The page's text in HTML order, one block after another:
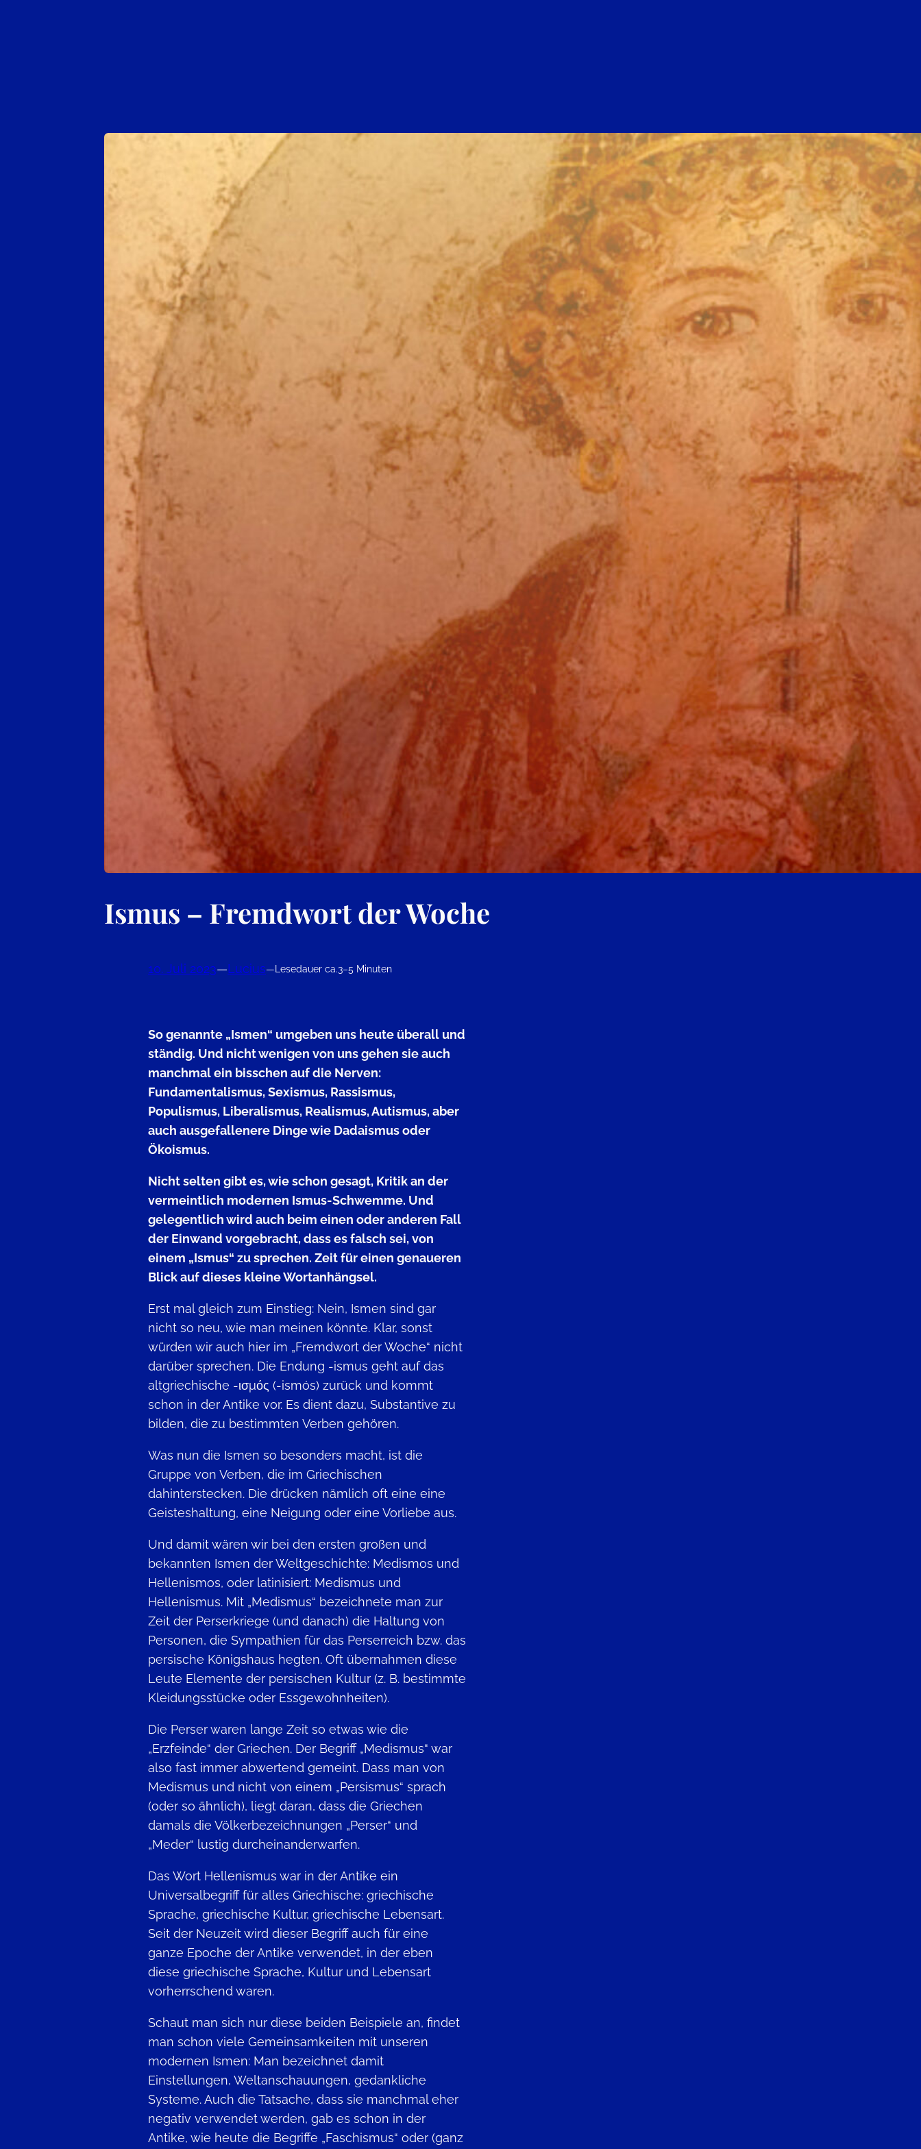
Ismus – Fremdwort der Woche
10. Juli 2023—Lucius—Lesedauer ca.3–5 Minuten
So genannte „Ismen“ umgeben uns heute überall und
ständig. Und nicht wenigen von uns gehen sie auch
manchmal ein bisschen auf die Nerven:
Fundamentalismus, Sexismus, Rassismus,
Populismus, Liberalismus, Realismus, Autismus, aber
auch ausgefallenere Dinge wie Dadaismus oder
Ökoismus.
Nicht selten gibt es, wie schon gesagt, Kritik an der
vermeintlich modernen Ismus-Schwemme. Und
gelegentlich wird auch beim einen oder anderen Fall
der Einwand vorgebracht, dass es falsch sei, von
einem „Ismus“ zu sprechen. Zeit für einen genaueren
Blick auf dieses kleine Wortanhängsel.
Erst mal gleich zum Einstieg: Nein, Ismen sind gar
nicht so neu, wie man meinen könnte. Klar, sonst
würden wir auch hier im „Fremdwort der Woche“ nicht
darüber sprechen. Die Endung -ismus geht auf das
altgriechische -ισμός (-ismós) zurück und kommt
schon in der Antike vor. Es dient dazu, Substantive zu
bilden, die zu bestimmten Verben gehören.
Was nun die Ismen so besonders macht, ist die
Gruppe von Verben, die im Griechischen
dahinterstecken. Die drücken nämlich oft eine eine
Geisteshaltung, eine Neigung oder eine Vorliebe aus.
Und damit wären wir bei den ersten großen und
bekannten Ismen der Weltgeschichte: Medismos und
Hellenismos, oder latinisiert: Medismus und
Hellenismus. Mit „Medismus“ bezeichnete man zur
Zeit der Perserkriege (und danach) die Haltung von
Personen, die Sympathien für das Perserreich bzw. das
persische Königshaus hegten. Oft übernahmen diese
Leute Elemente der persischen Kultur (z. B. bestimmte
Kleidungsstücke oder Essgewohnheiten).
Die Perser waren lange Zeit so etwas wie die
„Erzfeinde“ der Griechen. Der Begriff „Medismus“ war
also fast immer abwertend gemeint. Dass man von
Medismus und nicht von einem „Persismus“ sprach
(oder so ähnlich), liegt daran, dass die Griechen
damals die Völkerbezeichnungen „Perser“ und
„Meder“ lustig durcheinanderwarfen.
Das Wort Hellenismus war in der Antike ein
Universalbegriff für alles Griechische: griechische
Sprache, griechische Kultur, griechische Lebensart.
Seit der Neuzeit wird dieser Begriff auch für eine
ganze Epoche der Antike verwendet, in der eben
diese griechische Sprache, Kultur und Lebensart
vorherrschend waren.
Schaut man sich nur diese beiden Beispiele an, findet
man schon viele Gemeinsamkeiten mit unseren
modernen Ismen: Man bezeichnet damit
Einstellungen, Weltanschauungen, gedankliche
Systeme. Auch die Tatsache, dass sie manchmal eher
negativ verwendet werden, gab es schon in der
Antike, wie heute die Begriffe „Faschismus“ oder (ganz